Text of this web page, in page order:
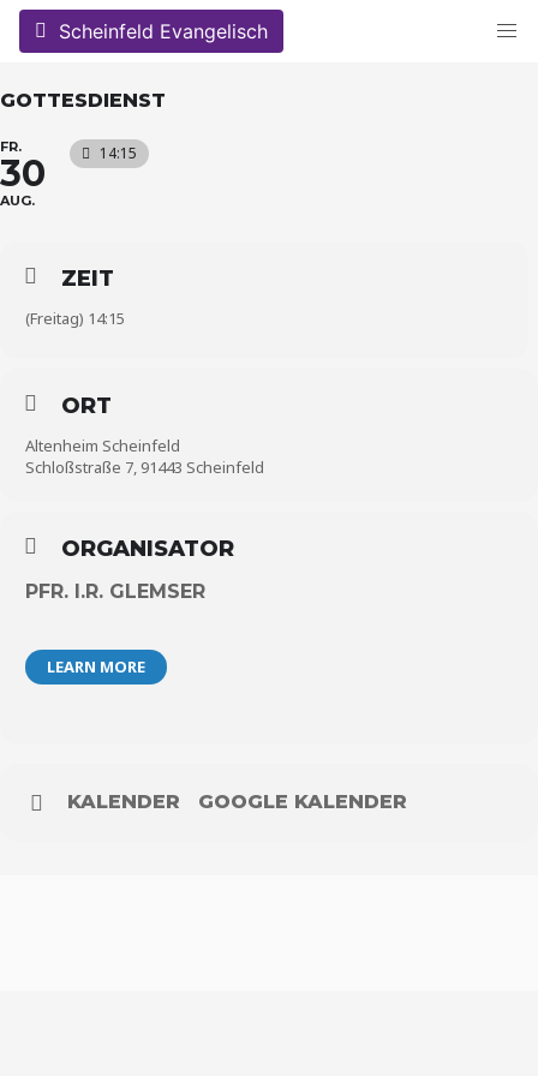
Skip
Scheinfeld Evangelisch
GOTTESDIENST
FR.
30
AUG.
14:15
ZEIT
(Freitag) 14:15
ORT
Altenheim Scheinfeld
Schloßstraße 7, 91443 Scheinfeld
ORGANISATOR
PFR. I.R. GLEMSER
LEARN MORE
KALENDER GOOGLE KALENDER